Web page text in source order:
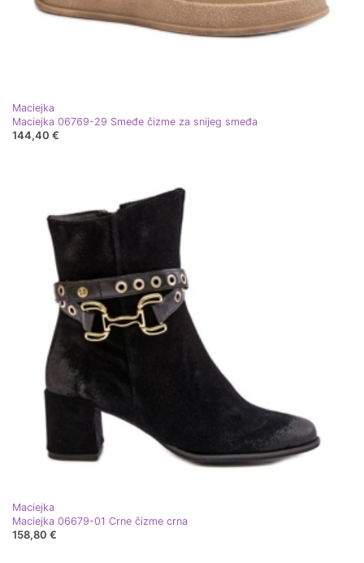
Maciejka
Maciejka 06769-29 Smeđe čizme za snijeg smeđa
144,40 €
Maciejka
Maciejka 06679-01 Crne čizme crna
158,80 €